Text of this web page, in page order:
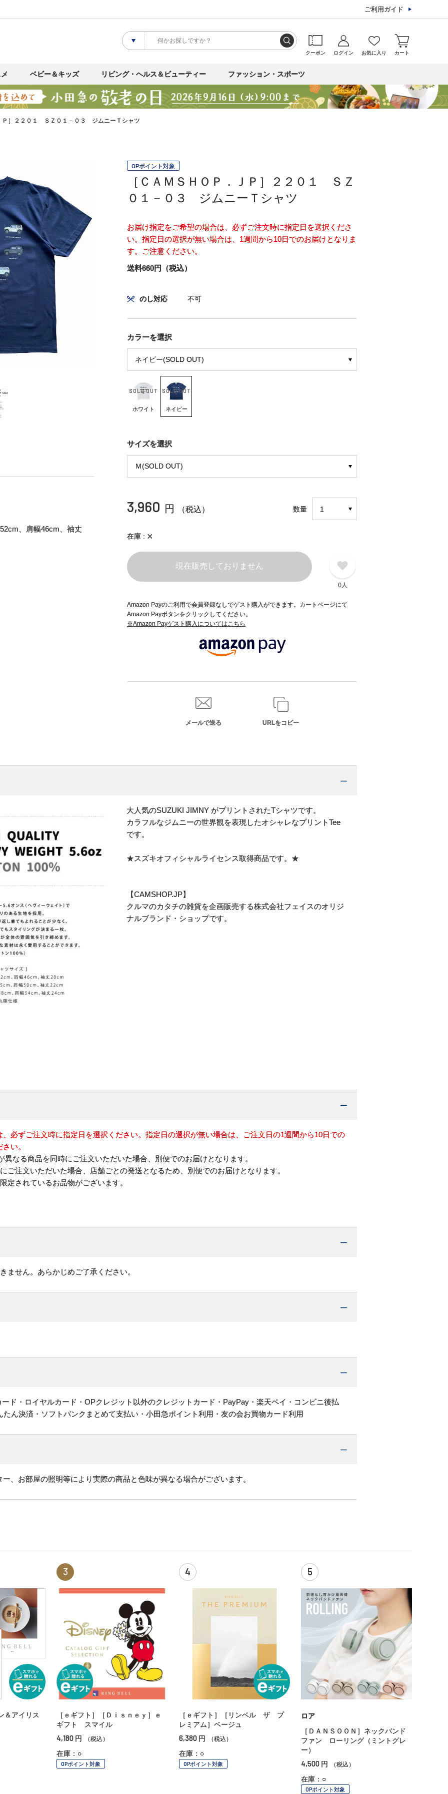
ご利用ガイド
クーポン ログイン お気に入り カート
ベビー＆キッズ リビング・ヘルス＆ビューティー ファッション・スポーツ
Ｐ］２２０１ ＳＺ０１－０３ ジムニーＴシャツ
OPポイント対象
［ＣＡＭＳＨＯＰ．ＪＰ］２２０１ ＳＺ
０１－０３ ジムニーＴシャツ
お届け指定をご希望の場合は、必ずご注文時に指定日を選択くださ
い。指定日の選択が無い場合は、1週間から10日でのお届けとなりま
す。ご注意ください。
送料660円（税込）
のし対応 不可
カラーを選択
ホワイト ネイビー
サイズを選択
3,960 円 （税込） 数量
在庫 ×
現在販売しておりません
0人
Amazon Payのご利用で会員登録なしでゲスト購入ができます。カートページにて
Amazon Payボタンをクリックしてください。
※Amazon Payゲスト購入についてはこちら
メールで送る URLをコピー
、肩幅46cm、袖丈
大人気のSUZUKI JIMNY がプリントされたTシャツです。
カラフルなジムニーの世界観を表現したオシャレなプリントTee
です。
★スズキオフィシャルライセンス取得商品です。★
【CAMSHOP.JP】
クルマのカタチの雑貨を企画販売する株式会社フェイスのオリジ
ナルブランド・ショップです。
必ずご注文時に指定日を選択ください。指定日の選択が無い場合は、ご注文日の1週間から10日での
い。
なる商品を同時にご注文いただいた場合、別便でのお届けとなります。
ご注文いただいた場合、店舗ごとの発送となるため、別便でのお届けとなります。
定されているお品物がございます。
ません。あらかじめご了承ください。
ド・ロイヤルカード・OPクレジット以外のクレジットカード・PayPay・楽天ペイ・コンビニ後払
ん決済・ソフトバンクまとめて支払い・小田急ポイント利用・友の会お買物カード利用
、お部屋の照明等により実際の商品と色味が異なる場合がございます。
＆アイリス
3
［ｅギフト］［Ｄｉｓｎｅｙ］ｅ
ギフト スマイル
4,180 円 （税込）
在庫：○
OPポイント対象
4
［ｅギフト］［リンベル ザ プ
レミアム］ベージュ
6,380 円 （税込）
在庫：○
OPポイント対象
5
ロア
［ＤＡＮＳＯＯＮ］ネックバンド
ファン ローリング（ミントグレ
ー）
4,500 円 （税込）
在庫：○
OPポイント対象